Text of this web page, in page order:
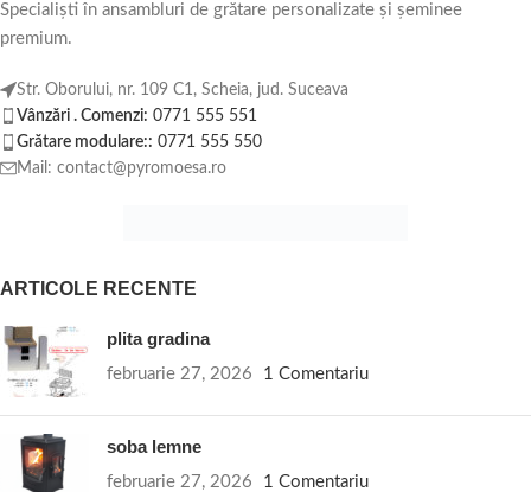
Specialiști în ansambluri de grătare personalizate și șeminee
premium.
Str. Oborului, nr. 109 C1, Scheia, jud. Suceava
Vânzări . Comenzi: 0771 555 551
Grătare modulare:: 0771 555 550
Mail: contact@pyromoesa.ro
ARTICOLE RECENTE
plita gradina
februarie 27, 2026 1 Comentariu
soba lemne
februarie 27, 2026 1 Comentariu